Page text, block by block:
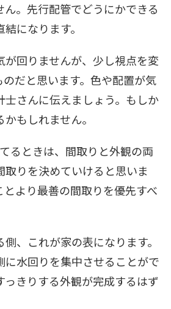
ん。先行配管でどうにかできる
になります。
回りませんが、少し視点を変
のだと思います。色や配置が気
士さんに伝えましょう。もしか
もしれません。
るときは、間取りと外観の両
取りを決めていけると思いま
とより最善の間取りを優先すべ
、これが家の表になります。
に水回りを集中させることがで
っきりする外観が完成するはず